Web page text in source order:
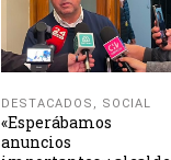
DESTACADOS , SOCIAL
«Esperábamos
anuncios